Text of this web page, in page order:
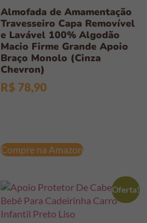
Almofada de Amamentação
Travesseiro Capa Removível
e Lavável 100% Algodão
Macio Firme Grande Apoio
Braço Monolo (Cinza
Chevron)
R$78,90
Compre na Amazon
Oferta!